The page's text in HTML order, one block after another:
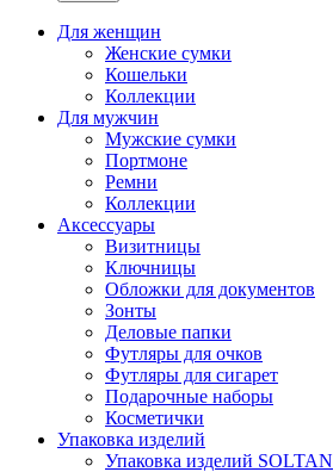
Для женщин
Женские сумки
Кошельки
Коллекции
Для мужчин
Мужские сумки
Портмоне
Ремни
Коллекции
Аксессуары
Визитницы
Ключницы
Обложки для документов
Зонты
Деловые папки
Футляры для очков
Футляры для сигарет
Подарочные наборы
Косметички
Упаковка изделий
Упаковка изделий SOLTAN